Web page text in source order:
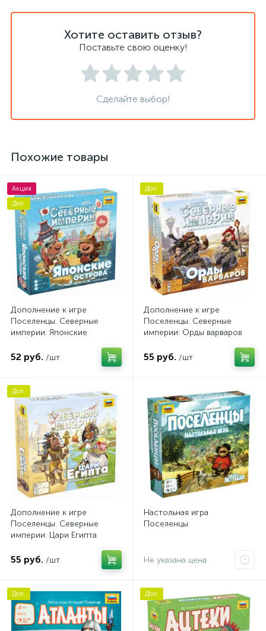
Хотите оставить отзыв?
Поставьте свою оценку!
Сделайте выбор!
Похожие товары
Акция
Доп.
Дополнение к игре
Поселенцы. Северные
империи: Японские
52 руб. /шт
Доп.
Дополнение к игре
Поселенцы. Северные
империи: Орды варваров
55 руб. /шт
Доп.
Дополнение к игре
Поселенцы. Северные
империи: Цари Египта
55 руб. /шт
Настольная игра
Поселенцы
Не указана цена
Доп. Доп.